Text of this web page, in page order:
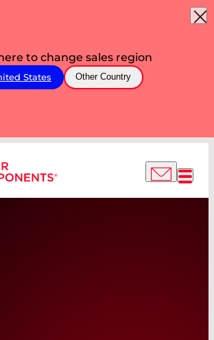
to change sales region
States Other Country